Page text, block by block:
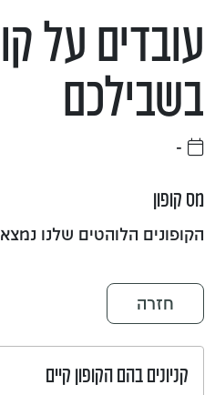
עובדים על
בשבילכם
-
מס קופון
הקופונים הלוהטים שלנו
חזרה
קניונים בהם הקופון קיים